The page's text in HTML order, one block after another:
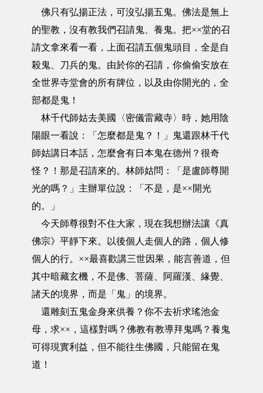
佛只有弘揚正法，可沒弘揚五鬼。佛法是無上
的聖教，沒有教我們召請鬼、養鬼。把××堂的召
請文拿來看一看，上面召請五個鬼頭目，全是自
殺鬼、刀兵的鬼。由於你的召請，你偷偷安放在
全世界寺堂會的所有牌位，以及由你開光的，全
部都是鬼！
林千代師姑去美國〈密儀雷藏寺〉時，她用陰
陽眼一看說：「怎麼都是鬼？！」鬼還跟林千代
師姑講日本話，怎麼會有日本鬼在德州？很奇
怪？！那是召請來的。林師姑問：「是盧師尊開
光的嗎？」主辦單位說：「不是，是××開光
的。」
今天師尊很對不住大家，現在我想辦法讓《真
佛宗》平靜下來。以後個人走個人的路，個人修
個人的行。××最喜歡講三世因果，能言善道，但
其中暗藏玄機，不是佛、菩薩、阿羅漢、緣覺、
諸天的境界，而是「鬼」的境界。
還雕刻五鬼金身來供養？你不去祈求瑤池金
母，求××，這樣對嗎？佛教有教導拜鬼嗎？養鬼
可得現實利益，但不能往生佛國，只能留在鬼
道！